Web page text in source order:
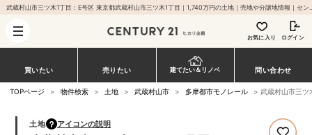
お気に入り ログイン
買いたい 売りたい 建てたい＆リノベ 問い合わせ
TOPページ > 物件検索 > 土地 > 武蔵村山市 > 多摩都市モノレール > 武蔵村山市三ツ
土地 アイコンの説明